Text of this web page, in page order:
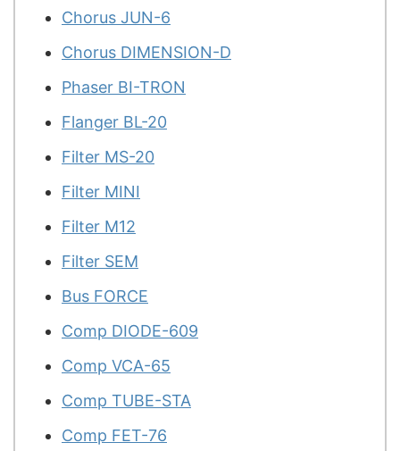
Chorus JUN-6
Chorus DIMENSION-D
Phaser BI-TRON
Flanger BL-20
Filter MS-20
Filter MINI
Filter M12
Filter SEM
Bus FORCE
Comp DIODE-609
Comp VCA-65
Comp TUBE-STA
Comp FET-76